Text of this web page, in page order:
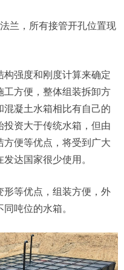
兰，所有接管开孔位置现
强度和刚度计算来确定
工方便，整体组装拆卸方
凝土水箱相比有自己的
资大于传统水箱，但由
便等优点，将受到广大
达国家很少使用。
形等优点，组装方便，外
吨位的水箱。